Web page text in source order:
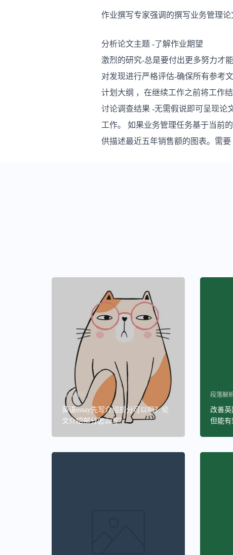
作业撰写专家强调的撰写业务管理论
分析论文主题 -了解作业期望
激烈的研究-总是要付出更多努力才
对发现进行严格评估-确保所有参考
计划大纲 ，在继续工作之前将工作
讨论调查结果 -无需假说即可呈现论
工作。 如果业务管理任务基于当前
供描述最近五年销售额的图表。需要
段落解析
英语essay先写介绍部分可以吗？论
文介绍部分怎么写？
段落解
改善
但能有